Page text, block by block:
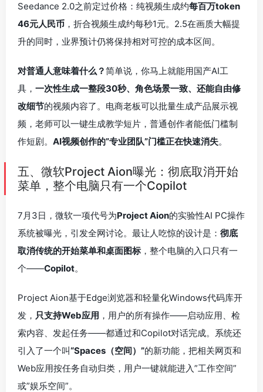
Seedance 2.0之前定过价格：纯视频生成约每百万token
46元人民币 ，折合视频生成约每秒1元。2.5在画质大幅提
升的同时，业界预计仍将保持相对可控的成本区间。
对普通人意味着什么？简单说，你马上就能用国产AI工
具， 一次性生成一整段30秒、角色场景一致、还能自由修
改细节的视频内容了。电商老板可以批量生成产品展示视
频，老师可以一键生成教学短片，普通创作者能低门槛制
作短剧。 AI视频创作的”专业团队”门槛正在快速消失。
五、微软Project Aion曝光：彻底取消开始
菜单，整个电脑只有一个Copilot
7月3日，微软一项代号为Project Aion的实验性AI PC操作
系统被曝光，引发全网讨论。最让人吃惊的设计是： 彻底
取消传统的开始菜单和桌面图标 ，整个电脑的入口只有一
个——Copilot。
Project Aion基于Edge浏览器和轻量化Windows代码库开
发， 只支持Web应用 ，用户的所有操作——启动应用、检
索内容、发起任务——都通过和Copilot对话完成。系统还
引入了一个叫“Spaces（空间）”的新功能，把相关网页和
Web应用按任务自动归类，用户一键就能进入”工作空间”
或”娱乐空间”。